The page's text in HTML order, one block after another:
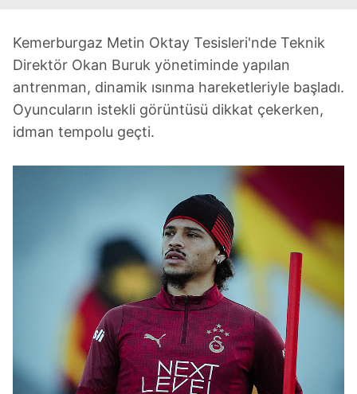
Kemerburgaz Metin Oktay Tesisleri'nde Teknik
Direktör Okan Buruk yönetiminde yapılan
antrenman, dinamik ısınma hareketleriyle başladı.
Oyuncuların istekli görüntüsü dikkat çekerken,
idman tempolu geçti.